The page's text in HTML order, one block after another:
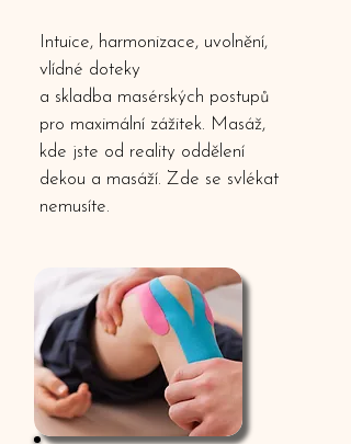
Intuice, harmonizace, uvolnění,
vlídné doteky
a skladba masérských postupů
pro maximální zážitek. Masáž,
kde jste od reality oddělení
dekou a masáží. Zde se svlékat
nemusíte.